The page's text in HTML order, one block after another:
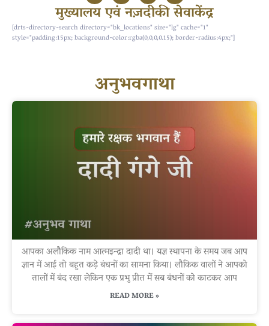
मुख्यालय एवं नज़दीकी सेवाकेंद्र
[drts-directory-search directory="bk_locations" size="lg" cache="1"
style="padding:15px; background-color:rgba(0,0,0,0.15); border-radius:4px;"]
अनुभवगाथा
आपका अलौकिक नाम आत्मइन्द्रा दादी था। यज्ञ स्थापना के समय जब आप
ज्ञान में आई तो बहुत कड़े बंधनों का सामना किया। लौकिक वालों ने आपको
तालों में बंद रखा लेकिन एक प्रभु प्रीत में सब बंधनों को काटकर आप
READ MORE »